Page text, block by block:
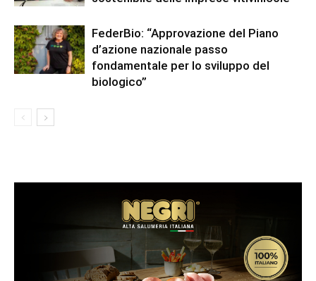
FederBio: “Approvazione del Piano
d’azione nazionale passo
fondamentale per lo sviluppo del
biologico”